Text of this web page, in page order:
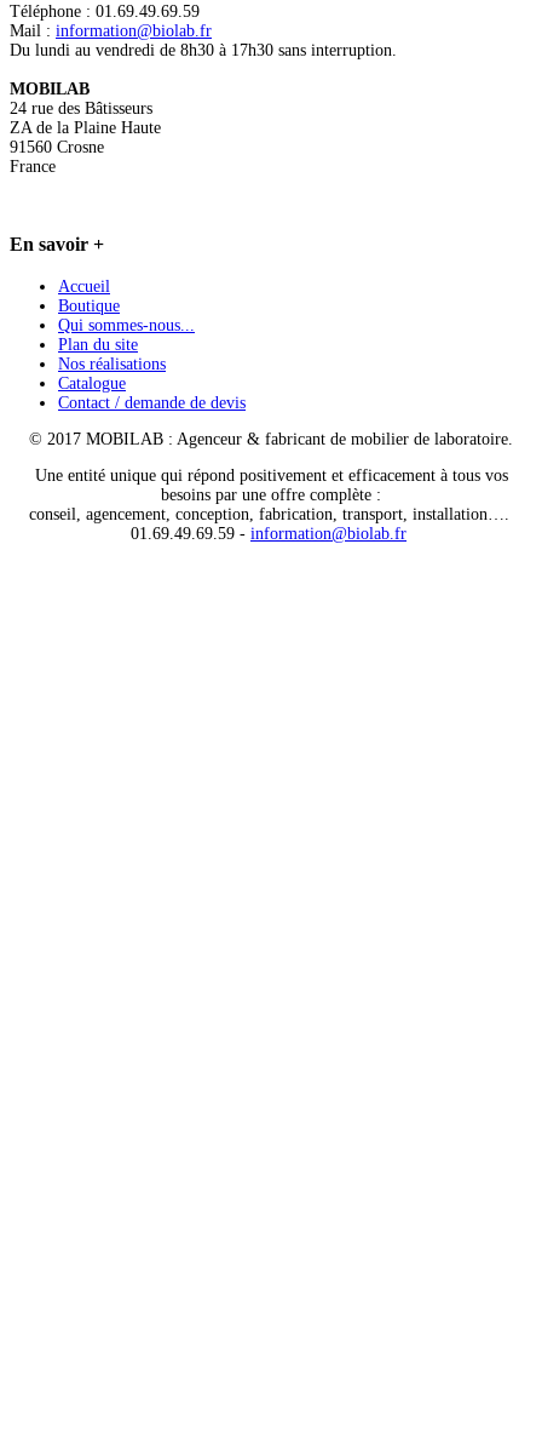
Téléphone : 01.69.49.69.59
Mail : information@biolab.fr
Du lundi au vendredi de 8h30 à 17h30 sans interruption.
MOBILAB
24 rue des Bâtisseurs
ZA de la Plaine Haute
91560 Crosne
France
En savoir +
Accueil
Boutique
Qui sommes-nous...
Plan du site
Nos réalisations
Catalogue
Contact / demande de devis
© 2017 MOBILAB : Agenceur & fabricant de mobilier de laboratoire.
Une entité unique qui répond positivement et efficacement à tous vos
besoins par une offre complète :
conseil, agencement, conception, fabrication, transport, installation….
01.69.49.69.59 - information@biolab.fr